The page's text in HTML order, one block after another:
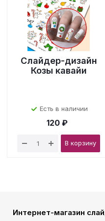
Слайдер-дизайн
Козы кавайи
Есть в наличии
120 ₽
В корзину
Интернет-магазин